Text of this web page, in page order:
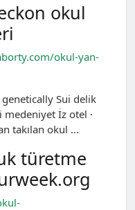
okul
okul-yan-
Sui delik
İz otel ·
takılan okul …
türetme